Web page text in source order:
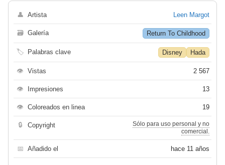
👤 Artista Leen Margot
🗃 Galería Return To Childhood
🏷 Palabras clave Disney Hada
👁 Vistas 2 567
👁 Impresiones 13
👁 Coloreados en linea 19
🔒 Copyright
Sólo para uso personal y no
comercial.
📅 Añadido el hace 11 años